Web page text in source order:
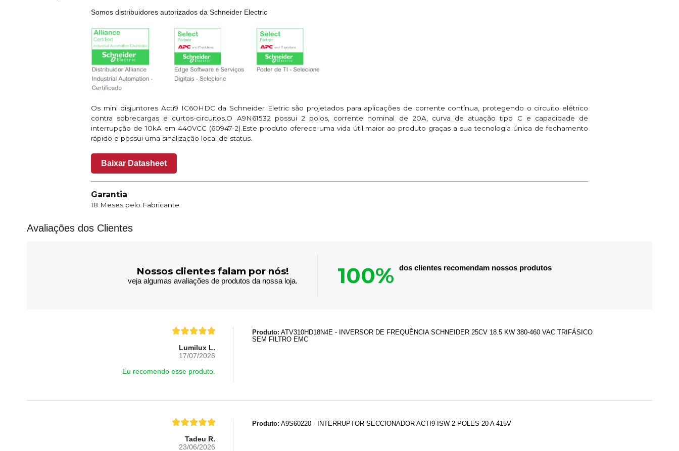
Somos distribuidores autorizados da Schneider Electric
Os mini disjuntores Acti9 IC60HDC da Schneider Eletric são projetados para aplicações de corrente contínua, protegendo o circuito elétrico
contra sobrecargas e curtos-circuitos.O A9N61532 possui 2 polos, corrente nominal de 20A, curva de atuação tipo C e capacidade de
interrupção de 10kA em 440VCC (60947-2).Este produto oferece uma vida útil maior ao produto graças a sua tecnologia única de fechamento
rápido e possui uma sinalização local de status.
Baixar Datasheet
Garantia
18 Meses pelo Fabricante
Avaliações dos Clientes
Nossos clientes falam por nós!
veja algumas avaliações de produtos da nossa loja. 100% dos clientes recomendam nossos produtos
Lumilux L.
17/07/2026
Eu recomendo esse produto.
Produto: ATV310HD18N4E - INVERSOR DE FREQUÊNCIA SCHNEIDER 25CV 18.5 KW 380-460 VAC TRIFÁSICO
SEM FILTRO EMC
Tadeu R.
23/06/2026
Produto: A9S60220 - INTERRUPTOR SECCIONADOR ACTI9 ISW 2 POLES 20 A 415V